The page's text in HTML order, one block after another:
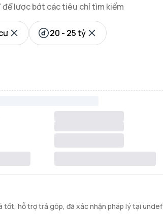
để lược bớt các tiêu chí tìm kiếm
20 - 25 tỷ
hỗ trợ trả góp, đã xác nhận pháp lý tại